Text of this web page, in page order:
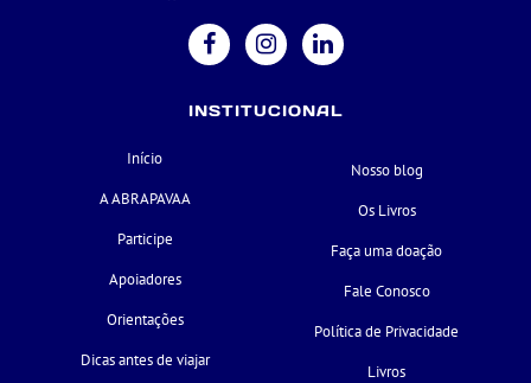
INSTITUCIONAL
Início
A ABRAPAVAA
Participe
Apoiadores
Orientações
Dicas antes de viajar
Nosso blog
Os Livros
Faça uma doação
Fale Conosco
Política de Privacidade
Livros